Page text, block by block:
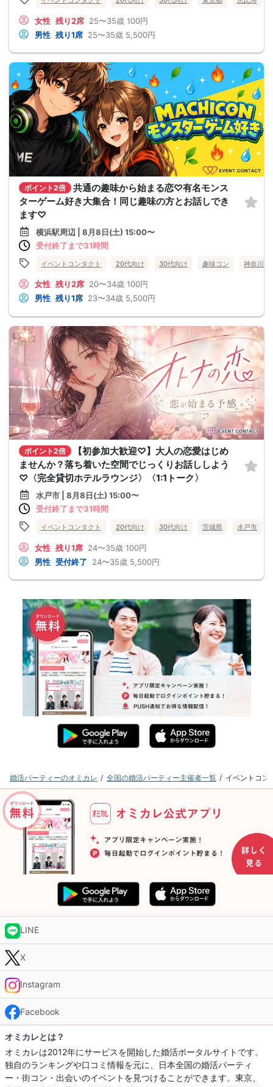
女性 残り2席 25〜35歳 100円
男性 残り1席 25〜35歳 5,500円
ポイント2倍
共通の趣味から始まる恋♡有名モンス
ターゲーム好き大集合！同じ趣味の方とお話しでき
ます♡
横浜駅周辺 | 8月8日(土) 15:00〜
受付終了まで31時間
イベントコンタクト 20代向け 30代向け 趣味コン 神奈川県
女性 残り2席 20〜34歳 100円
男性 残り1席 23〜34歳 5,500円
ポイント2倍
【初参加大歓迎♡】大人の恋愛はじめ
ませんか？落ち着いた空間でじっくりお話ししよう
♡〈完全貸切ホテルラウンジ〉〈1:1トーク〉
水戸市 | 8月8日(土) 15:00〜
受付終了まで31時間
イベントコンタクト 20代向け 30代向け 茨城県 水戸市
女性 残り1席 24〜35歳 100円
男性 受付終了 24〜35歳 5,500円
婚活パーティーのオミカレ 全国の婚活パーティー主催者一覧 イベントコン
LINE
X
Instagram
Facebook
オミカレとは？
オミカレは2012年にサービスを開始した婚活ポータルサイトです。
独自のランキングや口コミ情報を元に、日本全国の婚活パーティ
ー・街コン・出会いのイベントを見つけることができます。東京、